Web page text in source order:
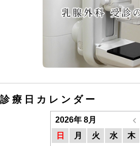
診療日カレンダー
2026年 8月
日
月 火 水 木